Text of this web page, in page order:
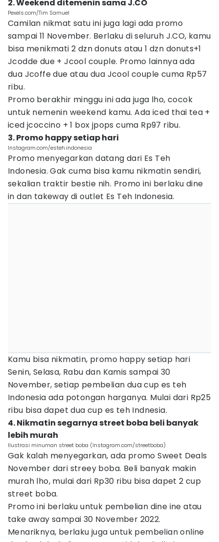
2. Weekend ditemenin sama J.CO
Pexels.com/Tim Samuel
Camilan nikmat satu ini juga lagi ada promo
sampai 11 November. Berlaku di seluruh J.CO, kamu
bisa menikmati 2 dzn donuts atau 1 dzn donuts+1
Jcodde due + Jcool couple. Promo lainnya ada
dua Jcoffe due atau dua Jcool couple cuma Rp57
ribu.
Promo berakhir minggu ini ada juga lho, cocok
untuk nemenin weekend kamu. Ada iced thai tea +
iced jcoccino + 1 box jpops cuma Rp97 ribu.
3. Promo happy setiap hari
Instagram.com/esteh.indonesia
Promo menyegarkan datang dari Es Teh
Indonesia. Gak cuma bisa kamu nikmatin sendiri,
sekalian traktir bestie nih. Promo ini berlaku dine
in dan takeway di outlet Es Teh Indonesia.
Kamu bisa nikmatin, promo happy setiap hari
Senin, Selasa, Rabu dan Kamis sampai 30
November, setiap pembelian dua cup es teh
Indonesia ada potongan harganya. Mulai dari Rp25
ribu bisa dapet dua cup es teh Indnesia.
4. Nikmatin segarnya street boba beli banyak
lebih murah
Ilustrasi minuman street boba (Instagram.com/streetboba)
Gak kalah menyegarkan, ada promo Sweet Deals
November dari streey boba. Beli banyak makin
murah lho, mulai dari Rp30 ribu bisa dapet 2 cup
street boba.
Promo ini berlaku untuk pembelian dine ine atau
take away sampai 30 November 2022.
Menariknya, berlaku juga untuk pembelian online